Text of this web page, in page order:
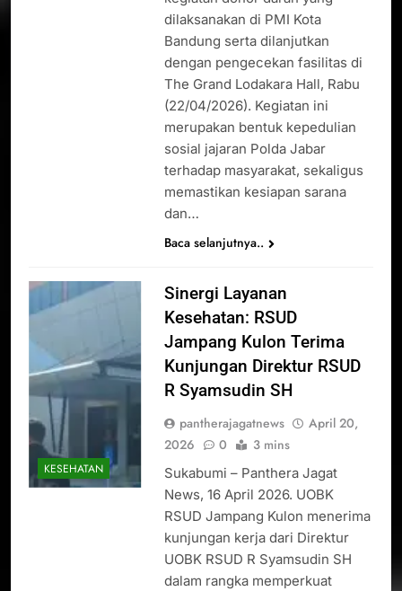
dilaksanakan di PMI Kota
Bandung serta dilanjutkan
dengan pengecekan fasilitas di
The Grand Lodakara Hall, Rabu
(22/04/2026). Kegiatan ini
merupakan bentuk kepedulian
sosial jajaran Polda Jabar
terhadap masyarakat, sekaligus
memastikan kesiapan sarana
dan…
Baca selanjutnya..
KESEHATAN
Sinergi Layanan
Kesehatan: RSUD
Jampang Kulon Terima
Kunjungan Direktur RSUD
R Syamsudin SH
pantherajagatnews
April 20,
2026
0 3 mins
Sukabumi – Panthera Jagat
News, 16 April 2026. UOBK
RSUD Jampang Kulon menerima
kunjungan kerja dari Direktur
UOBK RSUD R Syamsudin SH
dalam rangka memperkuat